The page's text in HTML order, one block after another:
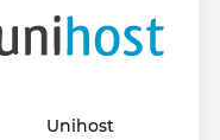
Unihost